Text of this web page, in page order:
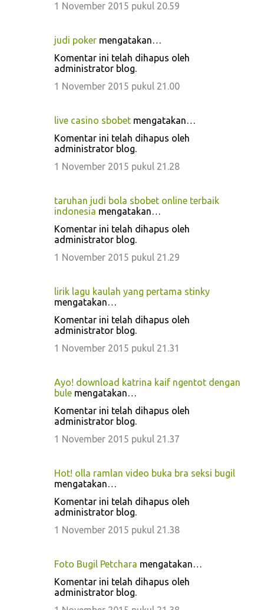
1 November 2015 pukul 20.59
judi poker mengatakan…
Komentar ini telah dihapus oleh
administrator blog.
1 November 2015 pukul 21.00
live casino sbobet mengatakan…
Komentar ini telah dihapus oleh
administrator blog.
1 November 2015 pukul 21.28
taruhan judi bola sbobet online terbaik
indonesia mengatakan…
Komentar ini telah dihapus oleh
administrator blog.
1 November 2015 pukul 21.29
lirik lagu kaulah yang pertama stinky
mengatakan…
Komentar ini telah dihapus oleh
administrator blog.
1 November 2015 pukul 21.31
Ayo! download katrina kaif ngentot dengan
bule mengatakan…
Komentar ini telah dihapus oleh
administrator blog.
1 November 2015 pukul 21.37
Hot! olla ramlan video buka bra seksi bugil
mengatakan…
Komentar ini telah dihapus oleh
administrator blog.
1 November 2015 pukul 21.38
Foto Bugil Petchara mengatakan…
Komentar ini telah dihapus oleh
administrator blog.